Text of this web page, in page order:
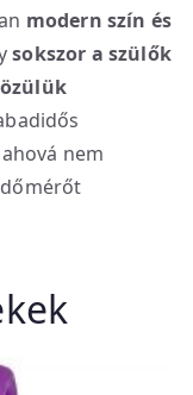
modern szín és
sokszor a szülők
nem